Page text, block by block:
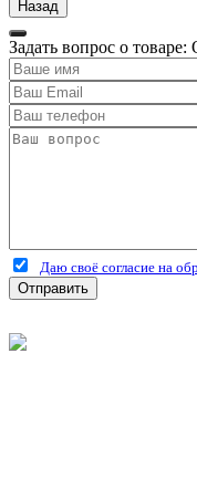
Задать вопрос о
Даю своё согласие на
Отправить